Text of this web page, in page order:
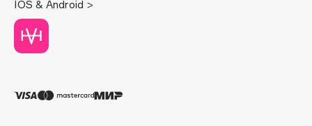
Deonica
Dessange
Dolce & Gabbana
IOS & Android >